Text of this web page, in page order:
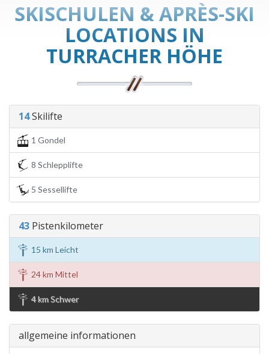
SKISCHULEN & APRÈS-SKI
LOCATIONS IN
TURRACHER HÖHE
14Skilifte
1 Gondel
8 Schlepplifte
5 Sessellifte
43 Pistenkilometer
15 km Leicht
24 km Mittel
4 km Schwer
allgemeine informationen